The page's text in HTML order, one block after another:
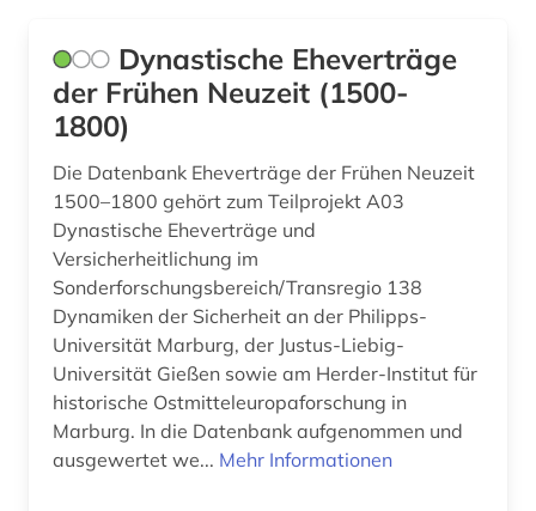
arabisch (2)
arabistik (3)
arbeit (1)
arbeiterbewegung (1)
arbeitgeberverband (1)
arbeitnehmerschutz (2)
arbeitsbedingungen (1)
Griechenland (1)
Großbritannien (30)
Hamburg (4)
Hessen (12)
Irland (5)
Israel (1)
Italien (4)
Japan (1)
Dynastische Eheverträge
der Frühen Neuzeit (1500-
1800)
Die Datenbank Eheverträge der Frühen Neuzeit
1500–1800 gehört zum Teilprojekt A03
Dynastische Eheverträge und
Versicherheitlichung im
Sonderforschungsbereich/Transregio 138
Dynamiken der Sicherheit an der Philipps-
Universität Marburg, der Justus-Liebig-
Universität Gießen sowie am Herder-Institut für
historische Ostmitteleuropaforschung in
Marburg. In die Datenbank aufgenommen und
ausgewertet we... Mehr Informationen